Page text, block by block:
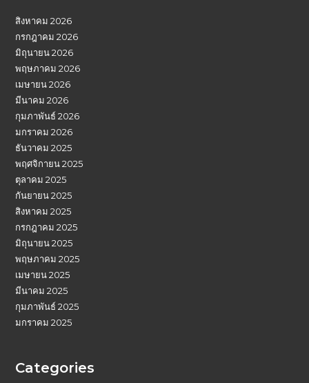
สิงหาคม 2026
กรกฎาคม 2026
มิถุนายน 2026
พฤษภาคม 2026
เมษายน 2026
มีนาคม 2026
กุมภาพันธ์ 2026
มกราคม 2026
ธันวาคม 2025
พฤศจิกายน 2025
ตุลาคม 2025
กันยายน 2025
สิงหาคม 2025
กรกฎาคม 2025
มิถุนายน 2025
พฤษภาคม 2025
เมษายน 2025
มีนาคม 2025
กุมภาพันธ์ 2025
มกราคม 2025
Categories